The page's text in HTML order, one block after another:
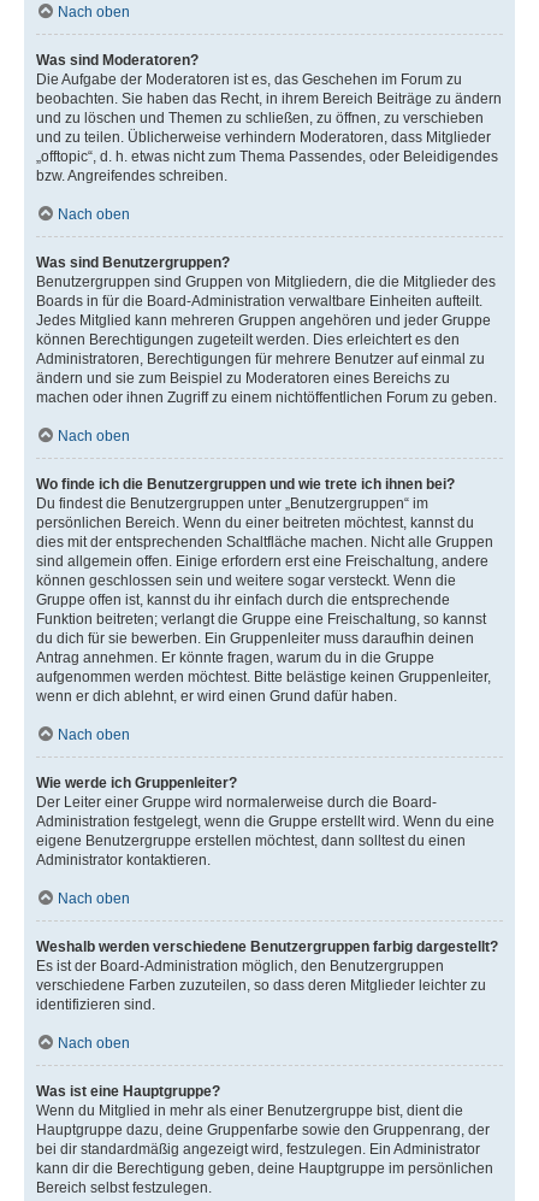
Nach oben
Was sind Moderatoren?
Die Aufgabe der Moderatoren ist es, das Geschehen im Forum zu
beobachten. Sie haben das Recht, in ihrem Bereich Beiträge zu ändern
und zu löschen und Themen zu schließen, zu öffnen, zu verschieben
und zu teilen. Üblicherweise verhindern Moderatoren, dass Mitglieder
„offtopic“, d. h. etwas nicht zum Thema Passendes, oder Beleidigendes
bzw. Angreifendes schreiben.
Nach oben
Was sind Benutzergruppen?
Benutzergruppen sind Gruppen von Mitgliedern, die die Mitglieder des
Boards in für die Board-Administration verwaltbare Einheiten aufteilt.
Jedes Mitglied kann mehreren Gruppen angehören und jeder Gruppe
können Berechtigungen zugeteilt werden. Dies erleichtert es den
Administratoren, Berechtigungen für mehrere Benutzer auf einmal zu
ändern und sie zum Beispiel zu Moderatoren eines Bereichs zu
machen oder ihnen Zugriff zu einem nichtöffentlichen Forum zu geben.
Nach oben
Wo finde ich die Benutzergruppen und wie trete ich ihnen bei?
Du findest die Benutzergruppen unter „Benutzergruppen“ im
persönlichen Bereich. Wenn du einer beitreten möchtest, kannst du
dies mit der entsprechenden Schaltfläche machen. Nicht alle Gruppen
sind allgemein offen. Einige erfordern erst eine Freischaltung, andere
können geschlossen sein und weitere sogar versteckt. Wenn die
Gruppe offen ist, kannst du ihr einfach durch die entsprechende
Funktion beitreten; verlangt die Gruppe eine Freischaltung, so kannst
du dich für sie bewerben. Ein Gruppenleiter muss daraufhin deinen
Antrag annehmen. Er könnte fragen, warum du in die Gruppe
aufgenommen werden möchtest. Bitte belästige keinen Gruppenleiter,
wenn er dich ablehnt, er wird einen Grund dafür haben.
Nach oben
Wie werde ich Gruppenleiter?
Der Leiter einer Gruppe wird normalerweise durch die Board-
Administration festgelegt, wenn die Gruppe erstellt wird. Wenn du eine
eigene Benutzergruppe erstellen möchtest, dann solltest du einen
Administrator kontaktieren.
Nach oben
Weshalb werden verschiedene Benutzergruppen farbig dargestellt?
Es ist der Board-Administration möglich, den Benutzergruppen
verschiedene Farben zuzuteilen, so dass deren Mitglieder leichter zu
identifizieren sind.
Nach oben
Was ist eine Hauptgruppe?
Wenn du Mitglied in mehr als einer Benutzergruppe bist, dient die
Hauptgruppe dazu, deine Gruppenfarbe sowie den Gruppenrang, der
bei dir standardmäßig angezeigt wird, festzulegen. Ein Administrator
kann dir die Berechtigung geben, deine Hauptgruppe im persönlichen
Bereich selbst festzulegen.